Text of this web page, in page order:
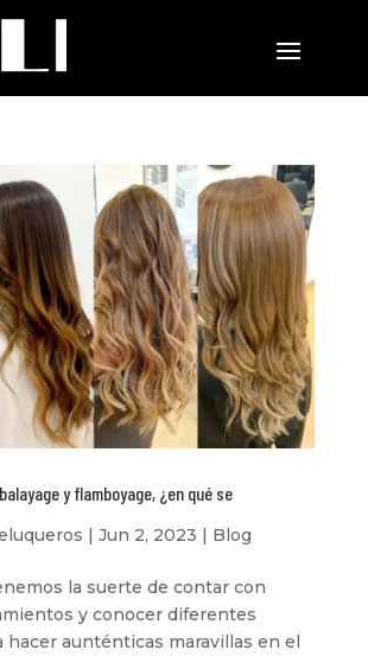
y flamboyage, ¿en qué se
| Jun 2, 2023 | Blog
la suerte de contar con
y conocer diferentes
hacer aunténticas maravillas en el